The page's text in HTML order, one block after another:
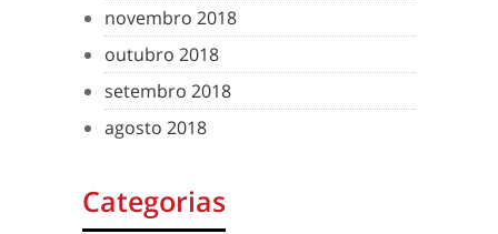
novembro 2018
outubro 2018
setembro 2018
agosto 2018
Categorias